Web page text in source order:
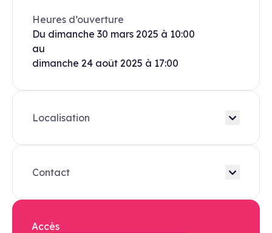
Heures d’ouverture
Du dimanche 30 mars 2025 à 10:00
au
dimanche 24 août 2025 à 17:00
Localisation
Contact
Accès